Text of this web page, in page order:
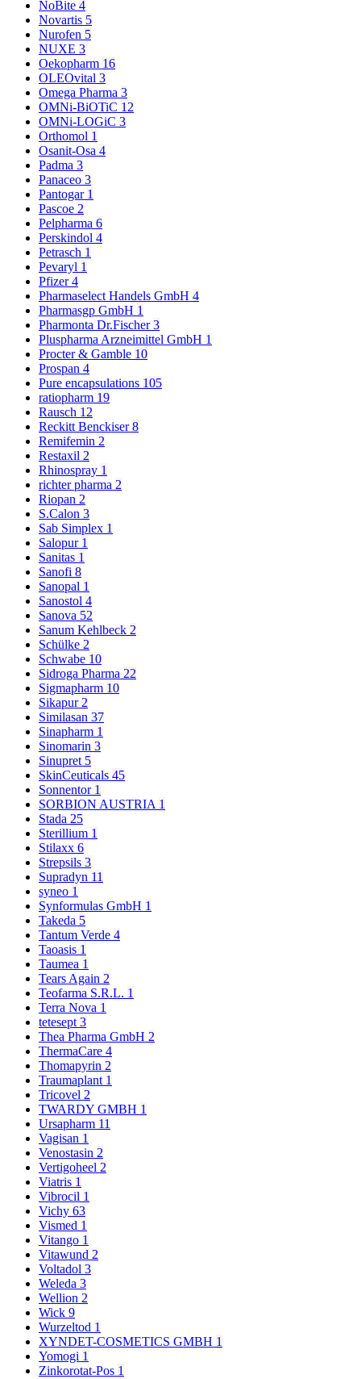
NoBite 4
Novartis 5
Nurofen 5
NUXE 3
Oekopharm 16
OLEOvital 3
Omega Pharma 3
OMNi-BiOTiC 12
OMNi-LOGiC 3
Orthomol 1
Osanit-Osa 4
Padma 3
Panaceo 3
Pantogar 1
Pascoe 2
Pelpharma 6
Perskindol 4
Petrasch 1
Pevaryl 1
Pfizer4
Pharmaselect Handels GmbH 4
Pharmasgp GmbH 1
Pharmonta Dr.Fischer3
Pluspharma Arzneimittel GmbH 1
Procter & Gamble 10
Prospan 4
Pure encapsulations 105
ratiopharm 19
Rausch 12
Reckitt Benckiser8
Remifemin 2
Restaxil 2
Rhinospray 1
richter pharma 2
Riopan 2
S.Calon 3
Sab Simplex 1
Salopur 1
Sanitas 1
Sanofi 8
Sanopal 1
Sanostol 4
Sanova 52
Sanum Kehlbeck 2
Schülke 2
Schwabe 10
Sidroga Pharma 22
Sigmapharm 10
Sikapur 2
Similasan 37
Sinapharm 1
Sinomarin 3
Sinupret 5
SkinCeuticals 45
Sonnentor 1
SORBION AUSTRIA 1
Stada 25
Sterillium 1
Stilaxx 6
Strepsils 3
Supradyn 11
syneo 1
Synformulas GmbH 1
Takeda 5
Tantum Verde 4
Taoasis 1
Taumea 1
Tears Again 2
Teofarma S.R.L. 1
Terra Nova 1
tetesept 3
Thea Pharma GmbH 2
ThermaCare 4
Thomapyrin 2
Traumaplant 1
Tricovel 2
TWARDY GMBH 1
Ursapharm 11
Vagisan 1
Venostasin 2
Vertigoheel 2
Viatris 1
Vibrocil 1
Vichy 63
Vismed 1
Vitango 1
Vitawund 2
Voltadol 3
Weleda 3
Wellion 2
Wick 9
Wurzeltod 1
XYNDET-COSMETICS GMBH 1
Yomogi 1
Zinkorotat-Pos 1